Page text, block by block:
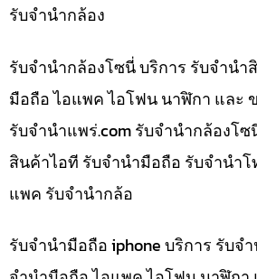
รับจำนำกล้อง
รับจำนำกล้องโซนี่ บริการ รับจำนำ
มือถือ ไอแพค ไอโฟน นาฬิกา และ
รับจํานําแพร่.com รับจำนำกล้องโ
สินค้าไอที รับจำนำมือถือ รับจำนำ
แพค รับจำนำกล้อ
รับจำนำมือถือ iphone บริการ รับจ